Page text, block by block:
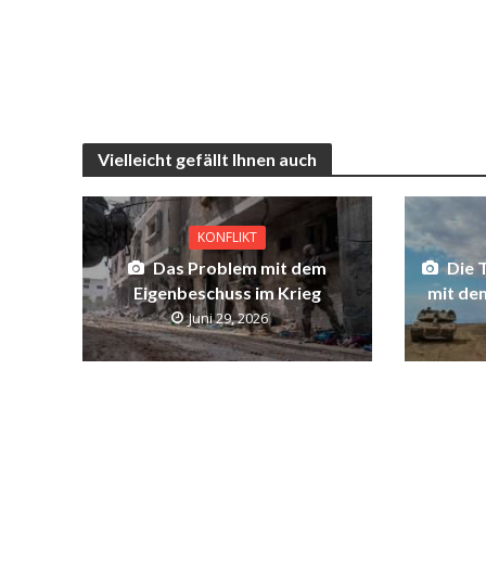
Vielleicht gefällt Ihnen auch
KONFLIKT
Das Problem mit dem
Eigenbeschuss im Krieg
Juni 29, 2026
Die
mit